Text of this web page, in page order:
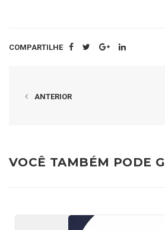
COMPARTILHE
ANTERIOR
VOCÊ TAMBÉM PODE